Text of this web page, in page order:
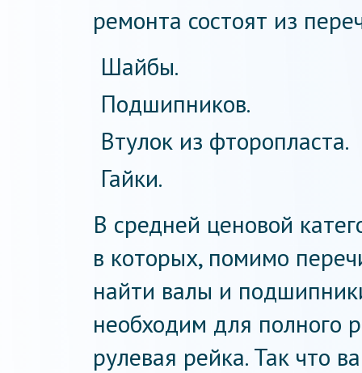
ремонта состоят из
Шайбы.
Подшипников.
Втулок из фторопласта.
Гайки.
В средней ценовой
в которых, помимо
найти валы и
необходим для полного
рулевая рейка. Так что